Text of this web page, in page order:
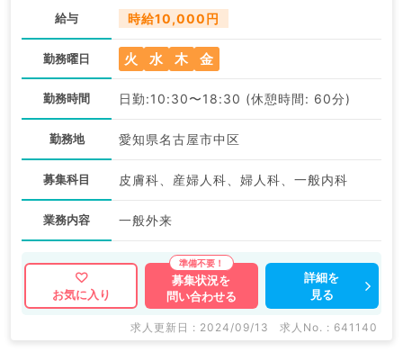
給与 時給10,000円
勤務曜日 火 水 木 金
勤務時間 日勤:10:30〜18:30 (休憩時間: 60分)
勤務地 愛知県名古屋市中区
募集科目 皮膚科、産婦人科、婦人科、一般内科
業務内容 一般外来
お気に入り
募集状況を
問い合わせる
詳細を
見る
求人更新日 : 2024/09/13 求人No. : 641140